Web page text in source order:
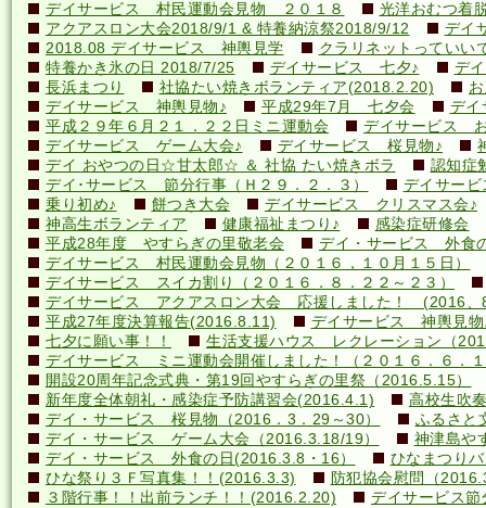
デイサービス 村民運動会見物 ２０１８
光洋おむつ着
アクアスロン大会2018/9/1 & 特養納涼祭2018/9/12
デイ
2018.08 デイサービス 神輿見学
クラリネットってい
特養かき氷の日 2018/7/25
デイサービス 七夕♪
デ
長浜まつり
社協たい焼きボランティア(2018.2.20)
デイサービス 神輿見物♪
平成29年7月 七夕会
デイ
平成２９年６月２１．２２日ミニ運動会
デイサービス
デイサービス ゲーム大会♪
デイサービス 桜見物♪
デイ おやつの日☆甘太郎☆ ＆ 社協 たい焼きボラ
認知症
デイ･サービス 節分行事（Ｈ２９．２．３）
デイサー
乗り初め♪
餅つき大会
デイサービス クリスマス会♪
神高生ボランティア
健康福祉まつり♪
感染症研修会
平成28年度 やすらぎの里敬老会
デイ・サービス 外食
デイサービス 村民運動会見物（２０１６，１０月１５日）
デイサービス スイカ割り（２０１６．８．２２～２３）
デイサービス アクアスロン大会 応援しました！ (2016、
平成27年度決算報告(2016.8.11)
デイサービス 神輿見物
七夕に願い事！！
生活支援ハウス レクレーション（
デイサービス ミニ運動会開催しました！（２０１６．６．
開設20周年記念式典・第19回やすらぎの里祭（2016.5.15）
新年度全体朝礼・感染症予防講習会(2016.4.1)
高校生吹
デイ・サービス 桜見物（2016．3．29～30）
ふるさと
デイ・サービス ゲーム大会（2016.3.18/19）
神津島や
デイ・サービス 外食の日(2016.3.8・16）
ひなまつり
ひな祭り３Ｆ写真集！！(2016.3.3)
防犯協会慰問（
３階行事！！出前ランチ！！(2016.2.20)
デイサービス